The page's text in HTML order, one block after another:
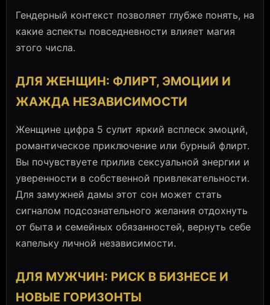
Гендерный контекст позволяет глубже понять, на
какие аспекты повседневности влияет магия
этого числа.
ДЛЯ ЖЕНЩИН: ФЛИРТ, ЭМОЦИИ И
ЖАЖДА НЕЗАВИСИМОСТИ
Женщине цифра 5 сулит яркий всплеск эмоций,
романтическое приключение или бурный флирт.
Вы почувствуете прилив сексуальной энергии и
уверенности в собственной привлекательности.
Для замужней дамы этот сон может стать
сигналом подсознательного желания отдохнуть
от быта и семейных обязанностей, вернуть себе
капельку личной независимости.
ДЛЯ МУЖЧИН: РИСК В БИЗНЕСЕ И
НОВЫЕ ГОРИЗОНТЫ